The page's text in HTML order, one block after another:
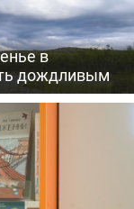
в
дождливым